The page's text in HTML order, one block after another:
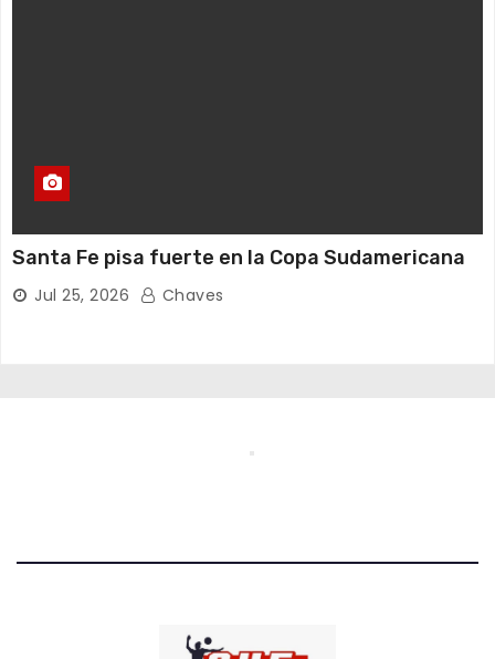
Santa Fe pisa fuerte en la Copa Sudamericana
Jul 25, 2026 Chaves